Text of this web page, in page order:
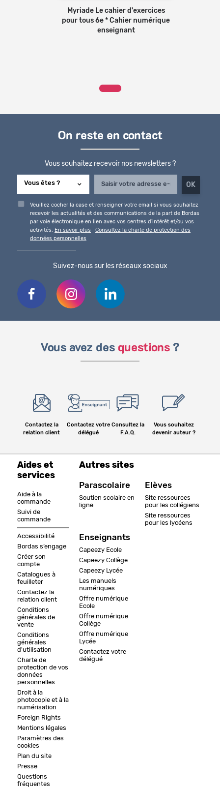
Myriade Le cahier d'exercices
pour tous 6e * Cahier numérique
enseignant
On reste en contact
Vous souhaitez recevoir nos newsletters ?
Veuillez cocher la case et renseigner votre email si vous souhaitez
recevoir les actualités et des communications de la part de Bordas
par voie électronique en lien avec vos centres d'intérêt et/ou vos
activités.
En savoir plus
Consultez la charte de protection des
données personnelles
Suivez-nous sur les réseaux sociaux
Vous avez des questions ?
Contactez la
relation client
Contactez votre
délégué
Consultez la
F.A.Q.
Vous souhaitez
devenir auteur ?
Aides et
services
Aide à la
commande
Suivi de
commande
Accessibilité
Bordas s’engage
Créer son
compte
Catalogues à
feuilleter
Contactez la
relation client
Conditions
générales de
vente
Conditions
générales
d'utilisation
Charte de
protection de vos
données
personnelles
Droit à la
photocopie et à la
numérisation
Foreign Rights
Mentions légales
Paramètres des
cookies
Plan du site
Presse
Questions
fréquentes
Autres sites
Parascolaire
Soutien scolaire en
ligne
Enseignants
Capeezy Ecole
Capeezy Collège
Capeezy Lycée
Les manuels
numériques
Offre numérique
Ecole
Offre numérique
Collège
Offre numérique
Lycée
Contactez votre
délégué
Elèves
Site ressources
pour les collégiens
Site ressources
pour les lycéens